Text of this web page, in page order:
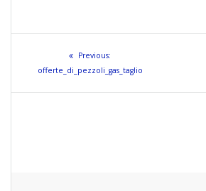
Navigazione
articoli
Previous:
post:
offerte_di_pezzoli_gas_taglio